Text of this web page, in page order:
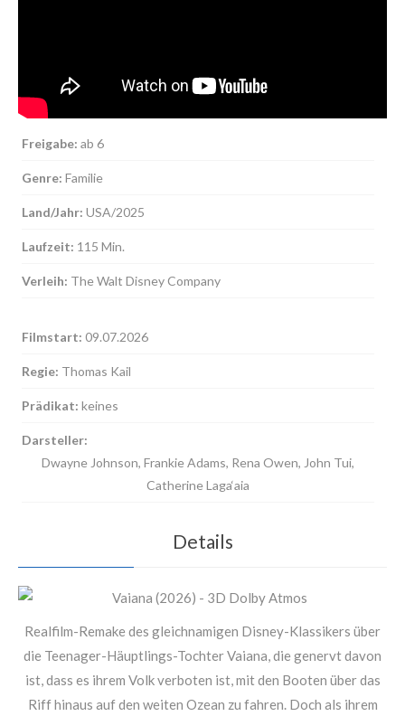
Freigabe: ab 6
Genre: Familie
Land/Jahr: USA/2025
Laufzeit: 115 Min.
Verleih: The Walt Disney Company
Filmstart: 09.07.2026
Regie: Thomas Kail
Prädikat: keines
Darsteller:
Dwayne Johnson, Frankie Adams, Rena Owen, John Tui,
Catherine Laga‘aia
Details
Realfilm-Remake des gleichnamigen Disney-Klassikers über
die Teenager-Häuptlings-Tochter Vaiana, die genervt davon
ist, dass es ihrem Volk verboten ist, mit den Booten über das
Riff hinaus auf den weiten Ozean zu fahren. Doch als ihrem
Kontakt
unser Kontaktformular.